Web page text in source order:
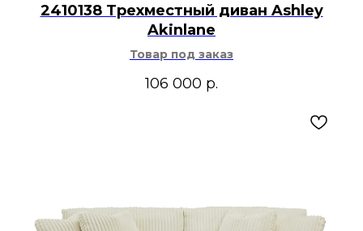
2410138 Трехместный диван Ashley
Akinlane
Товар под заказ
106 000 р.